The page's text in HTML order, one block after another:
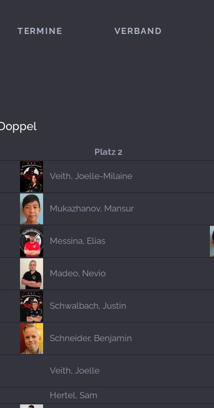
TERMINE VERBAND
Platz 2
Veith, Joelle-Milaine
Mukazhanov, Mansur
Messina, Elias
Madeo, Nevio
Schwalbach, Justin
Schneider, Benjamin
Veith, Joelle
Hertel, Sam